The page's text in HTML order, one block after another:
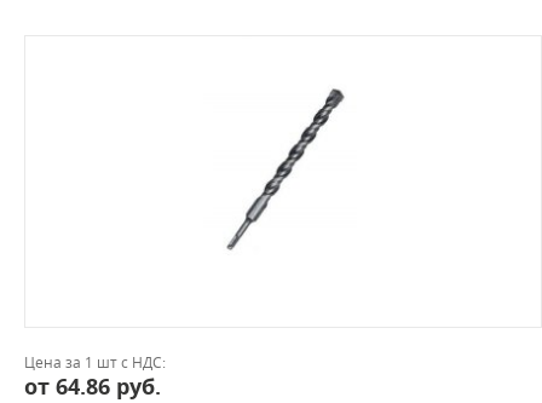
Цена за 1 шт с НДС:
от 64.86 руб.